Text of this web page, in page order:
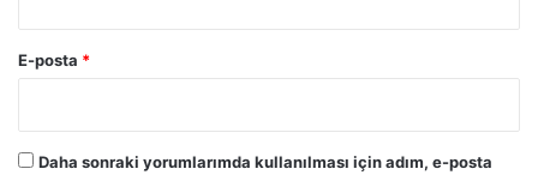
E-posta *
Daha sonraki yorumlarımda kullanılması için adım, e-posta